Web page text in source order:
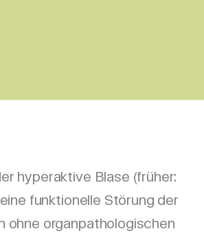
hyperaktive Blase (früher:
funktionelle Störung der
ohne organpathologischen